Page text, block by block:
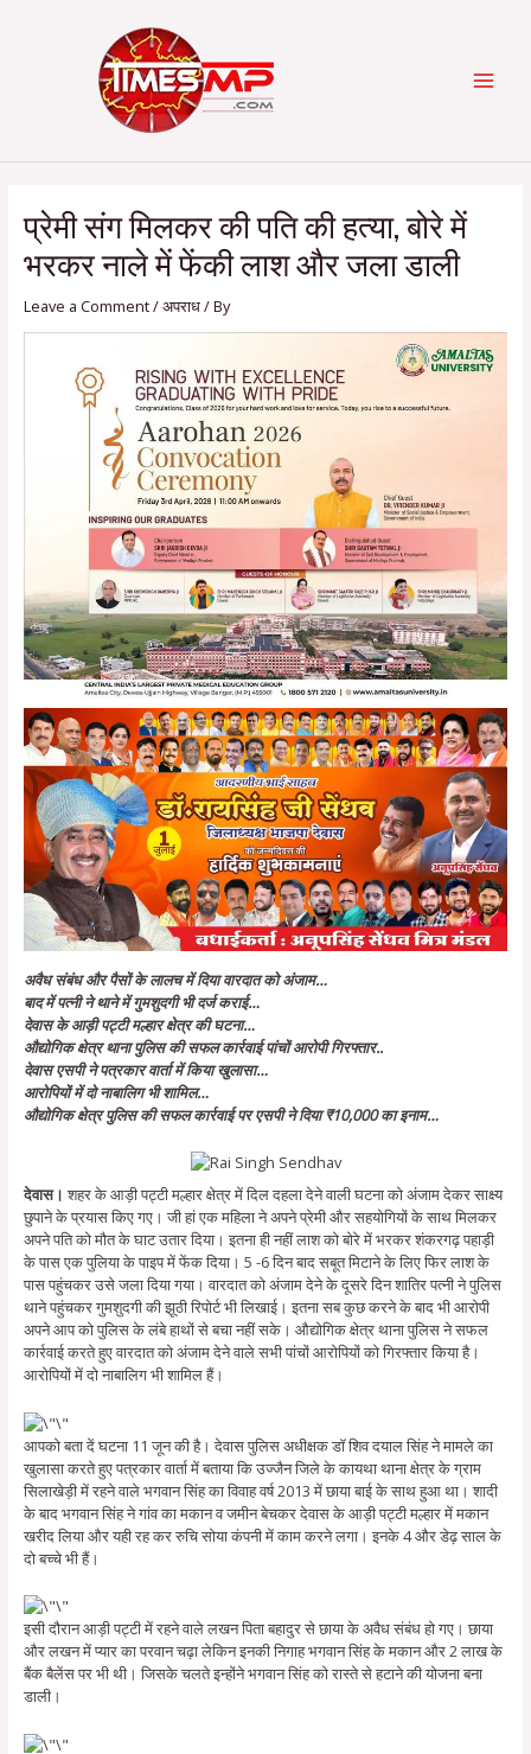
प्रेमी संग मिलकर की पति की हत्या, बोरे में
भरकर नाले में फेंकी लाश और जला डाली
Leave a Comment/अपराध/ By
अवैध संबंध और पैसों के लालच में दिया वारदात को अंजाम…
बाद में पत्नी ने थाने में गुमशुदगी भी दर्ज कराई…
देवास के आड़ी पट्टी मल्हार क्षेत्र की घटना…
औद्योगिक क्षेत्र थाना पुलिस की सफल कार्रवाई पांचों आरोपी गिरफ्तार..
देवास एसपी ने पत्रकार वार्ता में किया खुलासा…
आरोपियों में दो नाबालिग भी शामिल…
औद्योगिक क्षेत्र पुलिस की सफल कार्रवाई पर एसपी ने दिया ₹10,000 का इनाम…
देवास। शहर के आड़ी पट्टी मल्हार क्षेत्र में दिल दहला देने वाली घटना को अंजाम देकर साक्ष्य
छुपाने के प्रयास किए गए। जी हां एक महिला ने अपने प्रेमी और सहयोगियों के साथ मिलकर
अपने पति को मौत के घाट उतार दिया। इतना ही नहीं लाश को बोरे में भरकर शंकरगढ़ पहाड़ी
के पास एक पुलिया के पाइप में फेंक दिया। 5 -6 दिन बाद सबूत मिटाने के लिए फिर लाश के
पास पहुंचकर उसे जला दिया गया। वारदात को अंजाम देने के दूसरे दिन शातिर पत्नी ने पुलिस
थाने पहुंचकर गुमशुदगी की झूठी रिपोर्ट भी लिखाई। इतना सब कुछ करने के बाद भी आरोपी
अपने आप को पुलिस के लंबे हाथों से बचा नहीं सके। औद्योगिक क्षेत्र थाना पुलिस ने सफल
कार्रवाई करते हुए वारदात को अंजाम देने वाले सभी पांचों आरोपियों को गिरफ्तार किया है।
आरोपियों में दो नाबालिग भी शामिल हैं।
आपको बता दें घटना 11 जून की है। देवास पुलिस अधीक्षक डॉ शिव दयाल सिंह ने मामले का
खुलासा करते हुए पत्रकार वार्ता में बताया कि उज्जैन जिले के कायथा थाना क्षेत्र के ग्राम
सिलाखेड़ी में रहने वाले भगवान सिंह का विवाह वर्ष 2013 में छाया बाई के साथ हुआ था। शादी
के बाद भगवान सिंह ने गांव का मकान व जमीन बेचकर देवास के आड़ी पट्टी मल्हार में मकान
खरीद लिया और यही रह कर रुचि सोया कंपनी में काम करने लगा। इनके 4 और डेढ़ साल के
दो बच्चे भी हैं।
इसी दौरान आड़ी पट्टी में रहने वाले लखन पिता बहादुर से छाया के अवैध संबंध हो गए। छाया
और लखन में प्यार का परवान चढ़ा लेकिन इनकी निगाह भगवान सिंह के मकान और 2 लाख के
बैंक बैलेंस पर भी थी। जिसके चलते इन्होंने भगवान सिंह को रास्ते से हटाने की योजना बना
डाली।
navigation